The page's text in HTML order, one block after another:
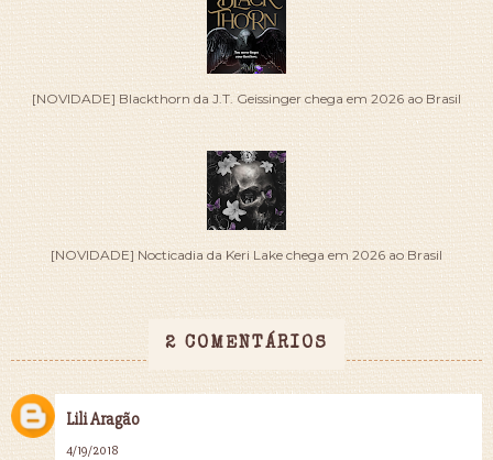
[NOVIDADE] Blackthorn da J.T. Geissinger chega em 2026 ao Brasil
[NOVIDADE] Nocticadia da Keri Lake chega em 2026 ao Brasil
2 COMENTÁRIOS
Lili Aragão
4/19/2018